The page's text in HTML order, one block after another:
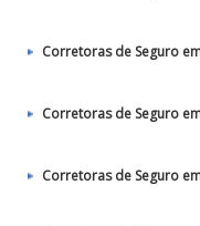
Corretoras de Seguro
Corretoras de Seguro
Corretoras de Seguro